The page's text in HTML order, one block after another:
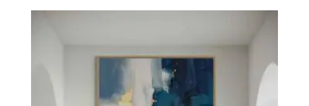
precios:
hasta